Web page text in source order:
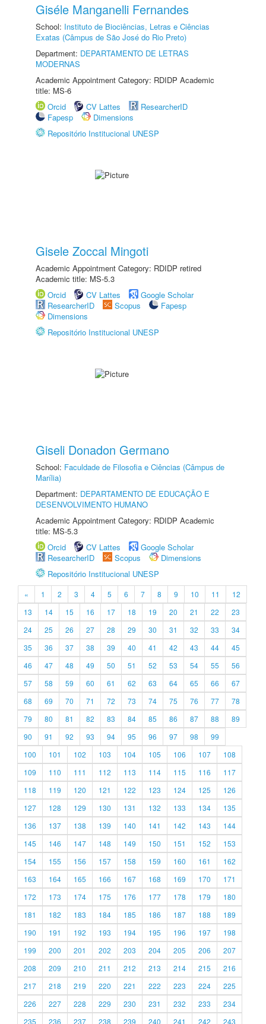
Giséle Manganelli Fernandes
School: Instituto de Biociências, Letras e Ciências
Exatas (Câmpus de São José do Rio Preto)
Department: DEPARTAMENTO DE LETRAS
MODERNAS
Academic Appointment Category: RDIDP Academic
title: MS-6
Orcid
CV Lattes
ResearcherID
Fapesp
Dimensions
Repositório Institucional UNESP
Gisele Zoccal Mingoti
Academic Appointment Category: RDIDP retired
Academic title: MS-5.3
Orcid
CV Lattes
Google Scholar
ResearcherID
Scopus
Fapesp
Dimensions
Repositório Institucional UNESP
Giseli Donadon Germano
School: Faculdade de Filosofia e Ciências (Câmpus de
Marília)
Department: DEPARTAMENTO DE EDUCAÇÃO E
DESENVOLVIMENTO HUMANO
Academic Appointment Category: RDIDP Academic
title: MS-5.3
Orcid
CV Lattes
Google Scholar
ResearcherID
Scopus
Dimensions
Repositório Institucional UNESP
« 1 2 3 4 5 6 7 8 9 10 11
12
13
14 15 16 17 18 19 20 21 22
23
24
25 26 27 28 29 30 31 32 33
34
35
36 37 38 39 40 41 42 43 44
45
46
47 48 49 50 51 52 53 54 55
56
57
58 59 60 61 62 63 64 65 66
67
68
69 70 71 72 73 74 75 76 77
78
79
80 81 82 83 84 85 86 87 88
89
90
91 92 93 94 95 96 97 98
99
100
101 102 103 104 105 106 107
108
109
110 111 112 113 114 115 116
117
118
119 120 121 122 123 124 125
126
127
128 129 130 131 132 133 134
135
136
137 138 139 140 141 142 143
144
145
146 147 148 149 150 151 152
153
154
155 156 157 158 159 160 161
162
163
164 165 166 167 168 169 170
171
172
173 174 175 176 177 178 179
180
181
182 183 184 185 186 187 188
189
190
191 192 193 194 195 196 197
198
199
200 201 202 203 204 205 206
207
208
209 210 211 212 213 214 215
216
217
218 219 220 221 222 223 224
225
226
227 228 229 230 231 232 233
234
235
236 237 238 239 240 241 242 243